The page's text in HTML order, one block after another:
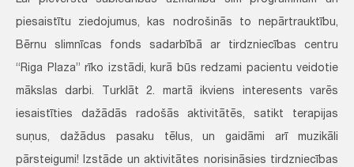
piesaistītu ziedojumus, kas nodrošinās to nepārtrauktību,
Bērnu slimnīcas fonds sadarbībā ar tirdzniecības centru
“Riga Plaza” rīko izstādi, kurā būs redzami pacientu veidotie
mākslas darbi. Turklāt 2. martā ikviens interesents varēs
iesaistīties dažādās radošās aktivitātēs, satikt terapijas
suņus, dažādus pasaku tēlus, un gaidāmi arī muzikāli
pārsteigumi! Izstāde un aktivitātes norisināsies tirdzniecības